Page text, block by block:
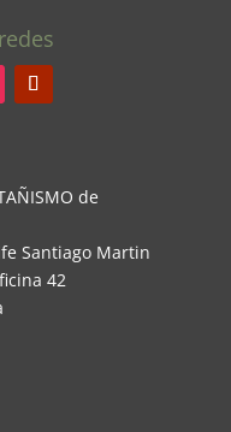
de
Santiago Martin
42